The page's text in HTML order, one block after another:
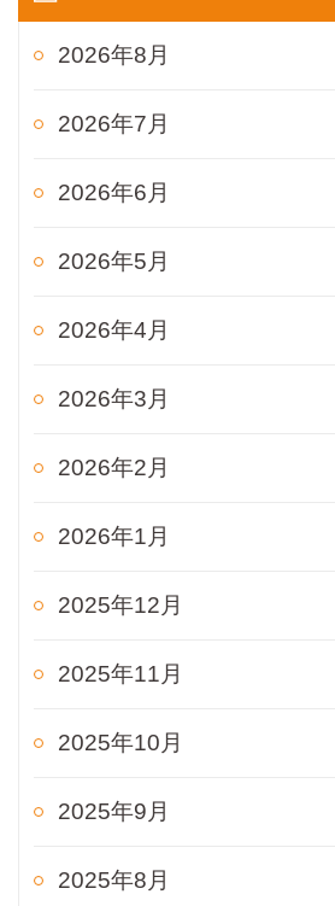
2026年8月
2026年7月
2026年6月
2026年5月
2026年4月
2026年3月
2026年2月
2026年1月
2025年12月
2025年11月
2025年10月
2025年9月
2025年8月